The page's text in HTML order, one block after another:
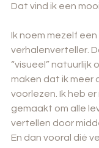
Dat vind ik een
Ik noem mezelf een
verhalenverteller.
“visueel” natuurlijk
maken dat ik meer
voorlezen. Ik heb er
gemaakt om alle
vertellen door
En dan vooral dié